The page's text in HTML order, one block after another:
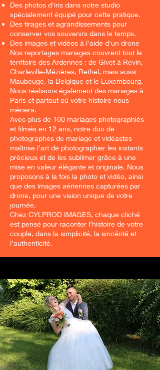
Des photos d'iris dans notre studio
spécialement équipé pour cette pratique.
Des tirages et agrandissements pour
conserver vos souvenirs dans le temps.
Des images et vidéos à l'aide d'un drone
Nos reportages mariages couvrent tout le
territoire des Ardennes : de Givet à Revin,
Charleville-Mézières, Rethel, mais aussi
Maubeuge, la Belgique et le Luxembourg.
Nous réalisons également des mariages à
Paris et partout où votre histoire nous
mènera.
Avec plus de 100 mariages photographiés
et filmés en 12 ans, notre duo de
photographes de mariage et vidéastes
maîtrise l’art de photographier les instants
précieux et de les sublimer grâce à une
mise en valeur élégante et originale. Nous
proposons à la fois la photo et vidéo, ainsi
que des images aériennes capturées par
drone, pour une vision unique de votre
journée.
Chez CYLPROD IMAGES, chaque cliché
est pensé pour raconter l’histoire de votre
couple, dans la simplicité, la sincérité et
l’authenticité.